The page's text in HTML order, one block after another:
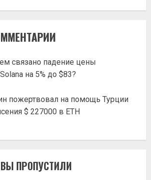
связано падение цены
на 5% до $83?
пожертвовал на помощь Турции
$ 227000 в ETH
ПРОПУСТИЛИ